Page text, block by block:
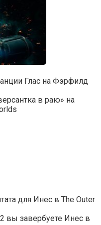
Глас на Фэрфилд
в раю» на
для Инес в The Outer
вы завербуете Инес в